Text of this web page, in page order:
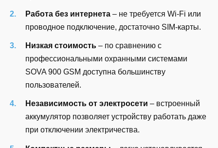
Работа без интернета – не требуется Wi-Fi или
проводное подключение, достаточно SIM-карты.
Низкая стоимость – по сравнению с
профессиональными охранными системами
SOVA 900 GSM доступна большинству
пользователей.
Независимость от электросети – встроенный
аккумулятор позволяет устройству работать даже
при отключении электричества.